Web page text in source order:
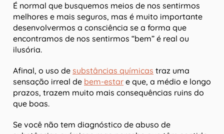
É normal que busquemos meios de nos sentirmos
melhores e mais seguros, mas é muito importante
desenvolvermos a consciência se a forma que
encontramos de nos sentirmos “bem” é real ou
ilusória.
Afinal, o uso de substâncias químicas traz uma
sensação irreal de bem-estar e que, a médio e longo
prazos, trazem muito mais consequências ruins do
que boas.
Se você não tem diagnóstico de abuso de